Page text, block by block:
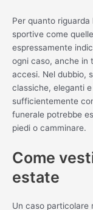
Per quanto
sportive come
espressamente
ogni caso, anche in
accesi. Nel dubbio,
classiche, eleganti
sufficientemente
funerale potrebbe
piedi o camminare.
Come
estate
Un caso particolare